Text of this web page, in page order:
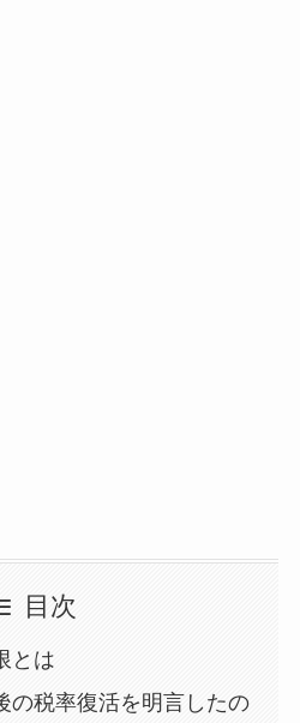
目次
とは
の税率復活を明言したの